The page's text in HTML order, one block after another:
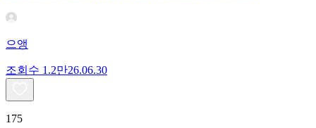
으앵
조회수 1.2만26.06.30
175